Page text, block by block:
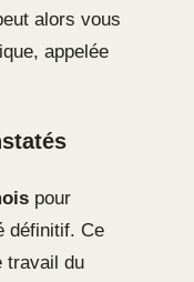
alors vous
appelée
pour
définitif. Ce
travail du